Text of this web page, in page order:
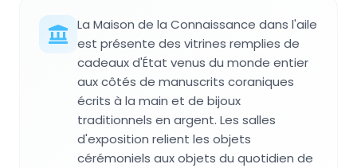
La Maison de la Connaissance dans l'aile
est présente des vitrines remplies de
cadeaux d'État venus du monde entier
aux côtés de manuscrits coraniques
écrits à la main et de bijoux
traditionnels en argent. Les salles
d'exposition relient les objets
cérémoniels aux objets du quotidien de